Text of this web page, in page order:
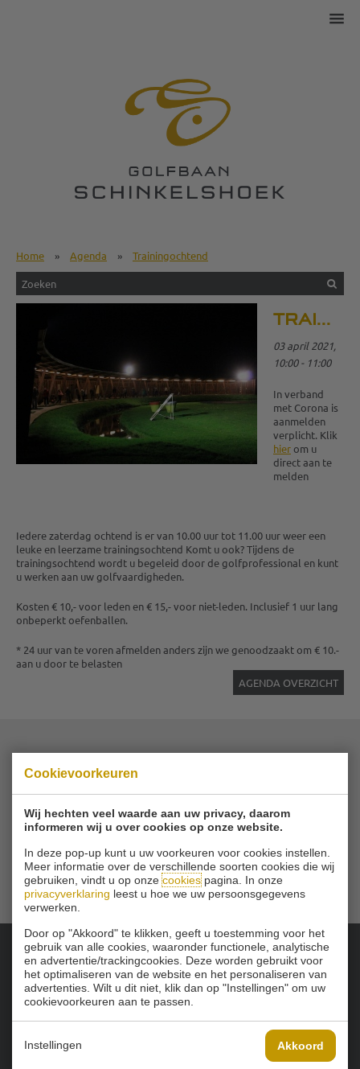
Cookievoorkeuren
Wij hechten veel waarde aan uw privacy, daarom
informeren wij u over cookies op onze website.
In deze pop-up kunt u uw voorkeuren voor cookies instellen.
Meer informatie over de verschillende soorten cookies die wij
gebruiken, vindt u op onzecookiespagina. In onze
privacyverklaring leest u hoe we uw persoonsgegevens
verwerken.
Door op "Akkoord" te klikken, geeft u toestemming voor het
gebruik van alle cookies, waaronder functionele, analytische
en advertentie/trackingcookies. Deze worden gebruikt voor
het optimaliseren van de website en het personaliseren van
advertenties. Wilt u dit niet, klik dan op "Instellingen" om uw
cookievoorkeuren aan te passen.
Instellingen Akkoord
Home » Agenda » Trainingochtend
TRAININGOCHTEND
03 april 2021,
10:00 - 11:00
In verband
met Corona is
aanmelden
verplicht. Klik
hierom u
direct aan te
melden
Iedere zaterdag ochtend is er van 10.00 uur tot 11.00 uur weer een
leuke en leerzame trainingsochtend Komt u ook? Tijdens de
trainingsochtend wordt u begeleid door de golfprofessional en kunt
u werken aan uw golfvaardigheden.
Kosten € 10,- voor leden en € 15,- voor niet-leden. Inclusief 1 uur lang
onbeperkt oefenballen.
* 24 uur van te voren afmelden anders zijn we genoodzaakt om € 10.-
aan u door te belasten
AGENDA OVERZICHT
© 2026 Golfbaan Schinkelshoek
Emailinfo@golfbaanschinkelshoek.nl
Onze sponsoren: